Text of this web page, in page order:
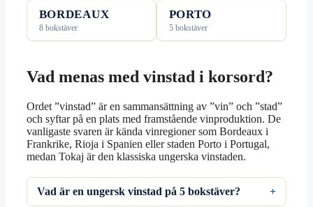
BORDEAUX
8 bokstäver
PORTO
5 bokstäver
Vad menas med vinstad i korsord?
Ordet ”vinstad” är en sammansättning av ”vin” och ”stad”
och syftar på en plats med framstående vinproduktion. De
vanligaste svaren är kända vinregioner som Bordeaux i
Frankrike, Rioja i Spanien eller staden Porto i Portugal,
medan Tokaj är den klassiska ungerska vinstaden.
Vad är en ungersk vinstad på 5 bokstäver?